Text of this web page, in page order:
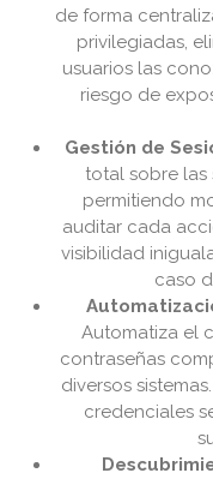
de forma
privilegiadas,
usuarios las
riesgo de
Gestión de
total sobre las
permitiendo
auditar cada
visibilidad
caso
Automatiza el
contraseñas
diversos
credenciales